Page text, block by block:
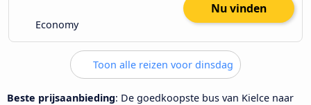
Economy
Nu vinden
Toon alle reizen voor dinsdag
Beste prijsaanbieding: De goedkoopste bus van Kielce naar